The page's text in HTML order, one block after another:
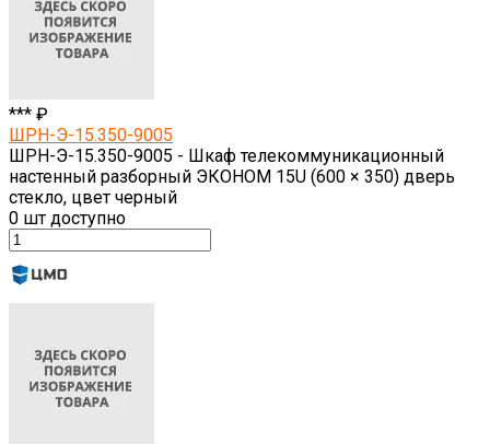
*** ₽
ШРН-Э-15.350-9005
ШРН-Э-15.350-9005 - Шкаф телекоммуникационный
настенный разборный ЭКОНОМ 15U (600 × 350) дверь
стекло, цвет черный
0 шт доступно